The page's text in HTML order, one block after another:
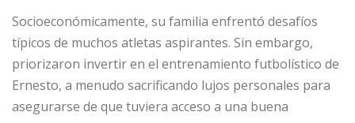
Socioeconómicamente, su familia enfrentó desafíos
típicos de muchos atletas aspirantes. Sin embargo,
priorizaron invertir en el entrenamiento futbolístico de
Ernesto, a menudo sacrificando lujos personales para
asegurarse de que tuviera acceso a una buena